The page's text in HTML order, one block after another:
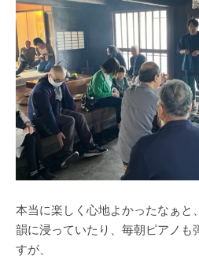
本当に楽しく心地よかったなぁと
韻に浸っていたり、毎朝ピアノも
すが、